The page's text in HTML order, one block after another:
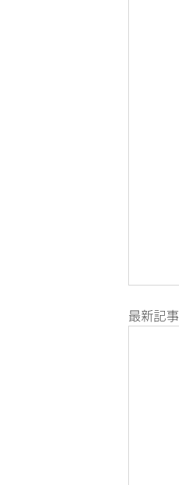
最新記事